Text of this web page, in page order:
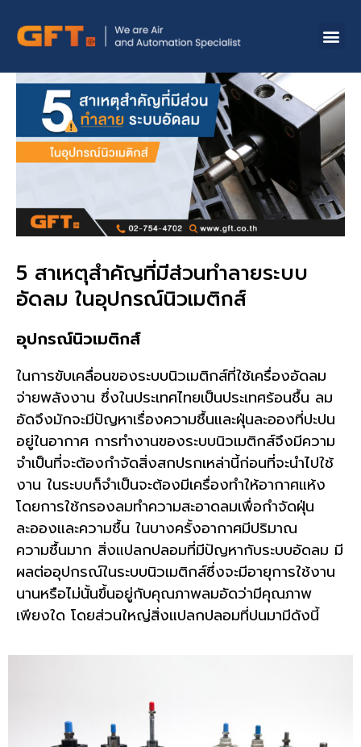
5 สาเหตุสำคัญที่มีส่วนทำลายระบบ
อัดลม ในอุปกรณ์นิวเมติกส์
อุปกรณ์นิวเมติกส์
ในการขับเคลื่อนของระบบนิวเมติกส์ที่ใช้เครื่องอัดลม
จ่ายพลังงาน ซึ่งในประเทศไทยเป็นประเทศร้อนชื้น ลม
อัดจึงมักจะมีปัญหาเรื่องความชื้นและฝุ่นละอองที่ปะปน
อยู่ในอากาศ การทำงานของระบบนิวเมติกส์จึงมีความ
จำเป็นที่จะต้องกำจัดสิ่งสกปรกเหล่านี้ก่อนที่จะนำไปใช้
งาน ในระบบก็จำเป็นจะต้องมีเครื่องทำให้อากาศแห้ง
โดยการใช้กรองลมทำความสะอาดลมเพื่อกำจัดฝุ่น
ละอองและความชื้น ในบางครั้งอากาศมีปริมาณ
ความชื้นมาก สิ่งแปลกปลอมที่มีปัญหากับระบบอัดลม มี
ผลต่ออุปกรณ์ในระบบนิวเมติกส์ซึ่งจะมีอายุการใช้งาน
นานหรือไม่นั้นขึ้นอยู่กับคุณภาพลมอัดว่ามีคุณภาพ
เพียงใด โดยส่วนใหญ่สิ่งแปลกปลอมที่ปนมามีดังนี้